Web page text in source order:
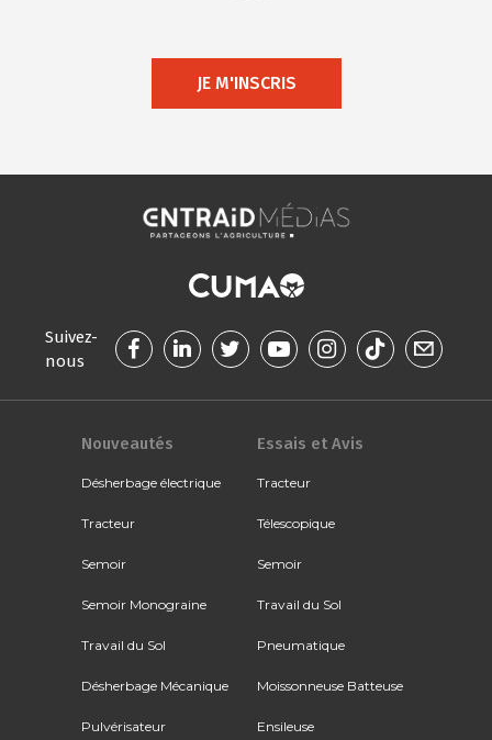
JE M'INSCRIS
Suivez-
nous
Nouveautés
Désherbage électrique
Tracteur
Semoir
Semoir Monograine
Travail du Sol
Désherbage Mécanique
Pulvérisateur
Essais et Avis
Tracteur
Télescopique
Semoir
Travail du Sol
Pneumatique
Moissonneuse Batteuse
Ensileuse